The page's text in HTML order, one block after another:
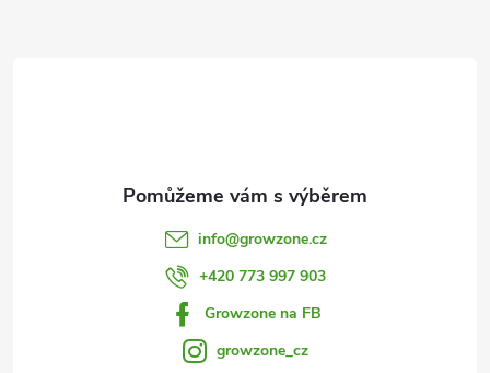
info@growzone.cz
+420 773 997 903
Growzone na FB
growzone_cz